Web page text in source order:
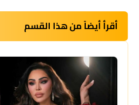
أقرأ أيضاً من هذا القسم